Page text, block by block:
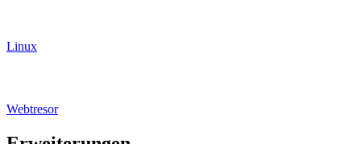
Linux
Webtresor